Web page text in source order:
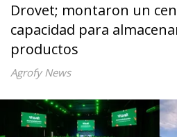
Drovet; montaron un
capacidad para
productos
Agrofy News